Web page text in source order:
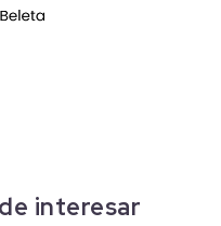
interesar